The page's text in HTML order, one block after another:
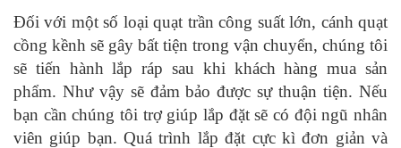
Đối với một số loại quạt trần công suất lớn, cánh quạt
cồng kềnh sẽ gây bất tiện trong vận chuyển, chúng tôi
sẽ tiến hành lắp ráp sau khi khách hàng mua sản
phẩm. Như vậy sẽ đảm bảo được sự thuận tiện. Nếu
bạn cần chúng tôi trợ giúp lắp đặt sẽ có đội ngũ nhân
viên giúp bạn. Quá trình lắp đặt cực kì đơn giản và